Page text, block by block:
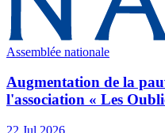
Assemblée nationale
Augmentation de la
l'association « Les
22 Jul 2026